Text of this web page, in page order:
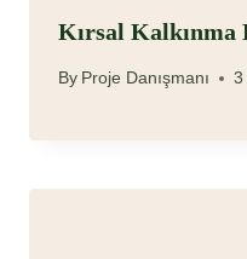
Kırsal Kalkınma
By Proje Danışmanı 3